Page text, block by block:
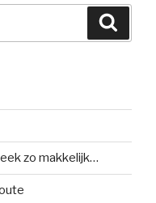
zo makkelijk…